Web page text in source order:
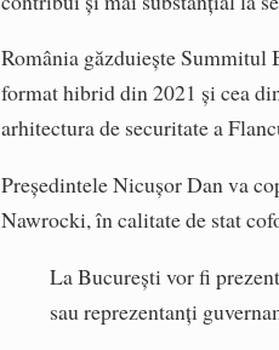
România găzduiește Summitul
format hibrid din 2021 și cea
arhitectura de securitate a
Președintele Nicușor Dan va
Nawrocki, în calitate de stat
La București vor fi
sau reprezentanți